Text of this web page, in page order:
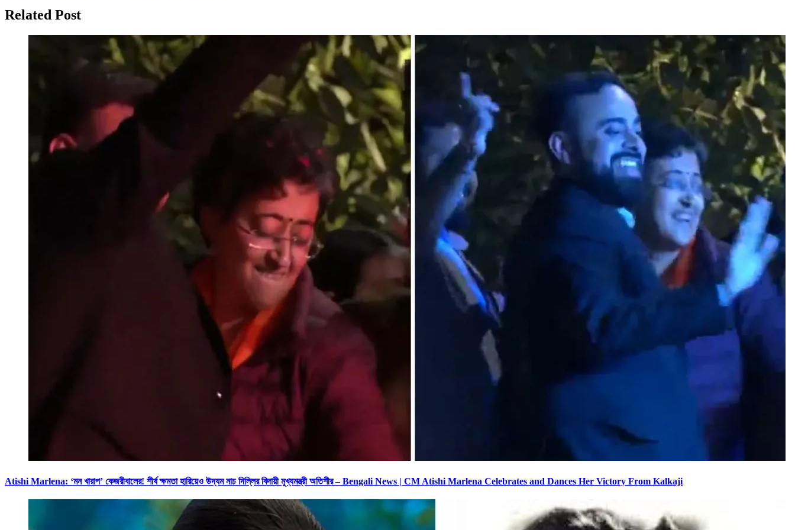
Related Post
Atishi Marlena: ‘মন খারাপ’ কেজরীবালের! শীর্ষ ক্ষমতা হারিয়েও উদ্যম নাচ দিল্লির বিদায়ী মুখ্যমন্ত্রী অতিশীর – Bengali News | CM Atishi Marlena Celebrates and Dances Her Victory From Kalkaji